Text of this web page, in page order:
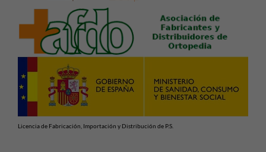
Licencia de Fabricación, Importación y Distribución de P.S.